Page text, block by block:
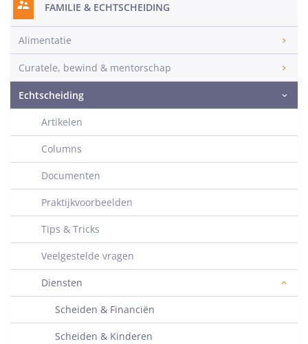
FAMILIE & ECHTSCHEIDING
Alimentatie
Curatele, bewind & mentorschap
Echtscheiding
Artikelen
Columns
Documenten
Praktijkvoorbeelden
Tips & Tricks
Veelgestelde vragen
Diensten
Scheiden & Financiën
Scheiden & Kinderen